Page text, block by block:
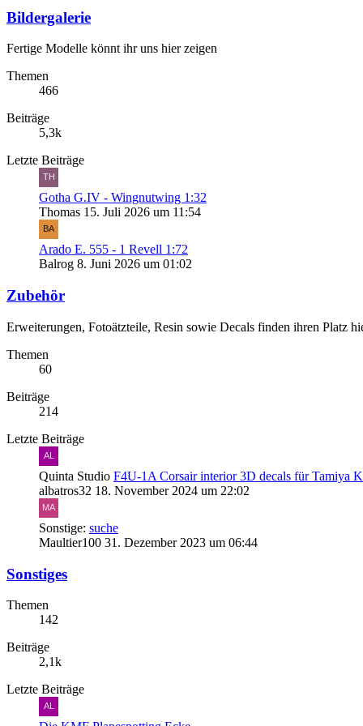
Bildergalerie
Fertige Modelle könnt ihr uns hier zeigen
Themen
466
Beiträge
5,3k
Letzte Beiträge
Gotha G.IV - Wingnutwing 1:32
Thomas 15. Juli 2026 um 11:54
Arado E. 555 - 1 Revell 1:72
Balrog 8. Juni 2026 um 01:02
Zubehör
Erweiterungen, Fotoätzteile, Resin sowie Decals finden ihren Platz
Themen
60
Beiträge
214
Letzte Beiträge
Quinta Studio F4U-1A Corsair interior 3D decals für Tamiya
albatros32 18. November 2024 um 22:02
Sonstige: suche
Maultier100 31. Dezember 2023 um 06:44
Sonstiges
Themen
142
Beiträge
2,1k
Letzte Beiträge